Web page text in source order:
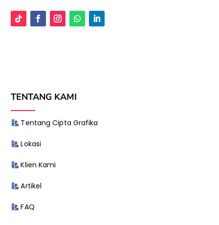
TENTANG KAMI
Tentang Cipta Grafika
Lokasi
Klien Kami
Artikel
FAQ